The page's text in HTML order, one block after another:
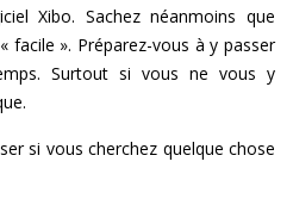
Xibo. Sachez néanmoins que
facile ». Préparez-vous à y passer
Surtout si vous ne vous y
si vous cherchez quelque chose